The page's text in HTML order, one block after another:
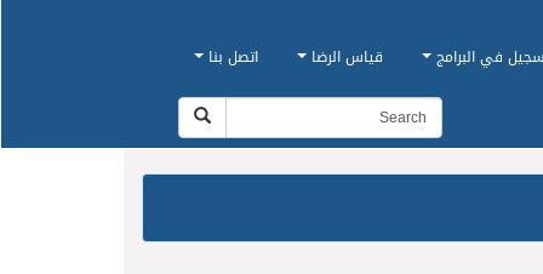
في البرامج قياس الرضا اتصل بنا